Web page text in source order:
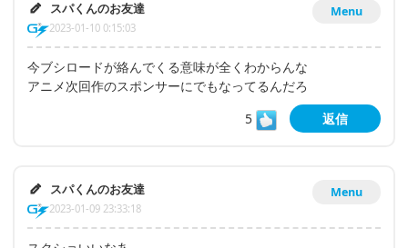
Menu
スパくんのお友達
2023-01-10 0:15:03
今ブシロードが絡んでくる意味が全くわからんな
アニメ次回作のスポンサーにでもなってるんだろ
5
返信
Menu
スパくんのお友達
2023-01-09 23:33:18